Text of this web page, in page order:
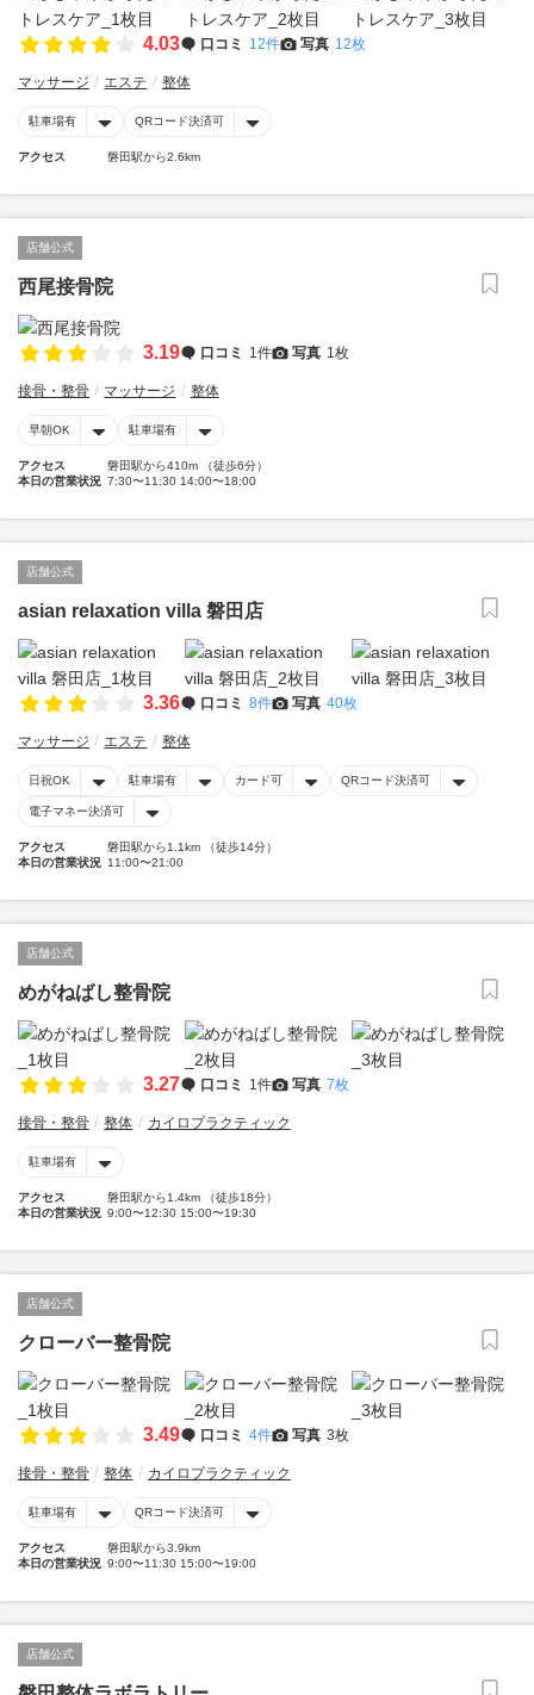
4.03 口コミ 12件 写真 12枚
マッサージ エステ 整体
駐車場有 QRコード決済可
アクセス 磐田駅から2.6km
店舗公式
西尾接骨院
3.19 口コミ 1件 写真 1枚
接骨・整骨 マッサージ 整体
早朝OK 駐車場有
アクセス
磐田駅から410m （徒歩6分）
本日の営業状況 7:30〜11:30 14:00〜18:00
店舗公式
asian relaxation villa 磐田店
3.36 口コミ 8件 写真 40枚
マッサージ エステ 整体
日祝OK 駐車場有 カード可 QRコード決済可
電子マネー決済可
アクセス
磐田駅から1.1km （徒歩14分）
本日の営業状況 11:00〜21:00
店舗公式
めがねばし整骨院
3.27 口コミ 1件 写真 7枚
接骨・整骨 整体 カイロプラクティック
駐車場有
アクセス
磐田駅から1.4km （徒歩18分）
本日の営業状況 9:00〜12:30 15:00〜19:30
店舗公式
クローバー整骨院
3.49 口コミ 4件 写真 3枚
接骨・整骨 整体 カイロプラクティック
駐車場有 QRコード決済可
アクセス
磐田駅から3.9km
本日の営業状況 9:00〜11:30 15:00〜19:00
店舗公式